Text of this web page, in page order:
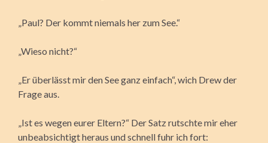
„Paul? Der kommt niemals her zum See.“
„Wieso nicht?“
„Er überlässt mir den See ganz einfach“, wich Drew der
Frage aus.
„Ist es wegen eurer Eltern?“ Der Satz rutschte mir eher
unbeabsichtigt heraus und schnell fuhr ich fort: